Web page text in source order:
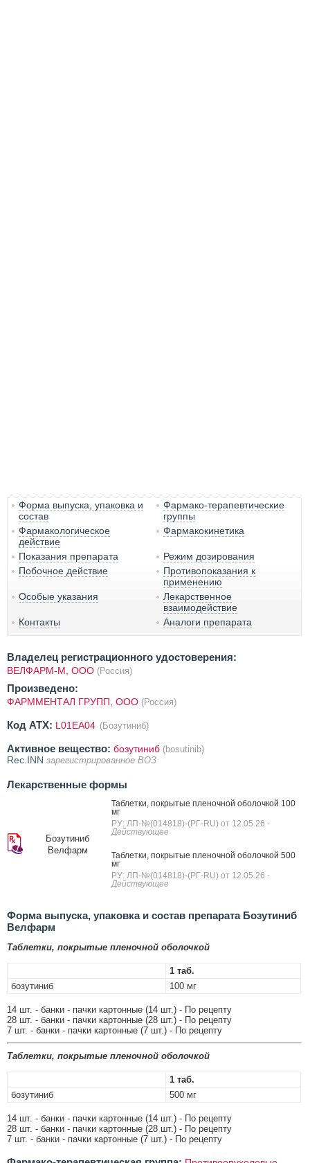
Форма выпуска, упаковка и
состав
Фармако-терапевтические
группы
Фармакологическое
действие
Фармакокинетика
Показания препарата
Режим дозирования
Побочное действие
Противопоказания к
применению
Особые указания
Лекарственное
взаимодействие
Контакты
Аналоги препарата
Владелец регистрационного удостоверения:
ВЕЛФАРМ-М, ООО (Россия)
Произведено:
ФАРММЕНТАЛ ГРУПП, ООО (Россия)
Код ATX: L01EA04 (Бозутиниб)
Активное вещество: бозутиниб (bosutinib)
Rec.INN зарегистрированное ВОЗ
Лекарственные формы
Бозутиниб
Велфарм
Таблетки, покрытые пленочной оболочкой 100
мг
РУ: ЛП-№(014818)-(РГ-RU) от 12.05.26 -
Действующее
Таблетки, покрытые пленочной оболочкой 500
мг
РУ: ЛП-№(014818)-(РГ-RU) от 12.05.26 -
Действующее
Форма выпуска, упаковка и состав препарата Бозутиниб
Велфарм
Таблетки, покрытые пленочной оболочкой
1 таб.
бозутиниб
100 мг
14 шт. - банки - пачки картонные (14 шт.) - По рецепту
28 шт. - банки - пачки картонные (28 шт.) - По рецепту
7 шт. - банки - пачки картонные (7 шт.) - По рецепту
Таблетки, покрытые пленочной оболочкой
1 таб.
бозутиниб
500 мг
14 шт. - банки - пачки картонные (14 шт.) - По рецепту
28 шт. - банки - пачки картонные (28 шт.) - По рецепту
7 шт. - банки - пачки картонные (7 шт.) - По рецепту